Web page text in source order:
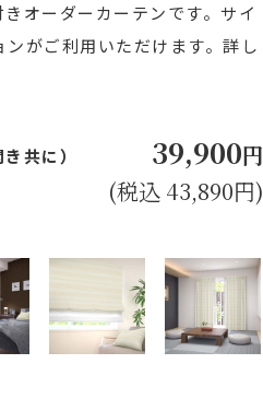
オーダーカーテンです。サイ
がご利用いただけます。詳し
共に） 39,900円
(税込 43,890円)